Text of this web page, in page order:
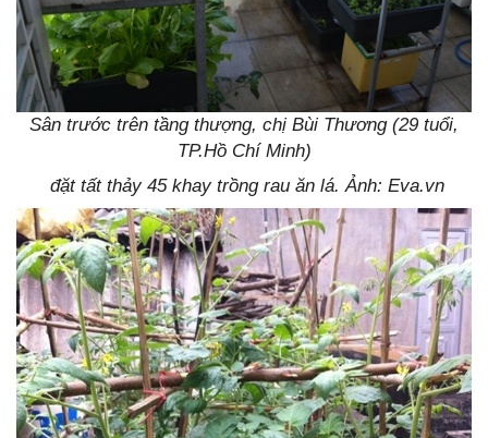
Sân trước trên tầng thượng, chị Bùi Thương (29 tuổi,
TP.Hồ Chí Minh)
đặt tất thảy 45 khay trồng rau ăn lá. Ảnh: Eva.vn